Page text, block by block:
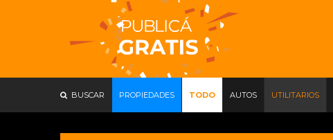
BUSCAR PROPIEDADES TODO AUTOS UTILITARIOS